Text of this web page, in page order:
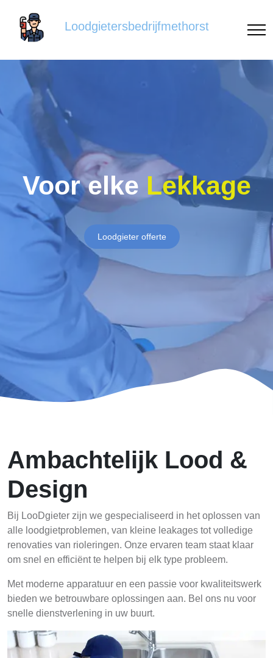
Loodgietersbedrijfmethorst
Voor elke Lekkage
Loodgieter offerte
Ambachtelijk Lood &
Design
Bij LooDgieter zijn we gespecialiseerd in het oplossen van
alle loodgietproblemen, van kleine leakages tot volledige
renovaties van rioleringen. Onze ervaren team staat klaar
om snel en efficiënt te helpen bij elk type probleem.
Met moderne apparatuur en een passie voor kwaliteitswerk
bieden we betrouwbare oplossingen aan. Bel ons nu voor
snelle dienstverlening in uw buurt.